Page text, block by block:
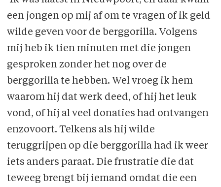
een jongen op mij af om te vragen of ik geld
wilde geven voor de berggorilla. Volgens
mij heb ik tien minuten met die jongen
gesproken zonder het nog over de
berggorilla te hebben. Wel vroeg ik hem
waarom hij dat werk deed, of hij het leuk
vond, of hij al veel donaties had ontvangen
enzovoort. Telkens als hij wilde
teruggrijpen op die berggorilla had ik weer
iets anders paraat. Die frustratie die dat
teweeg brengt bij iemand omdat die een